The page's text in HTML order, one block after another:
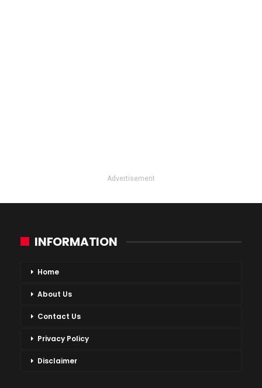
Advertisement
INFORMATION
Home
About Us
Contact Us
Privacy Policy
Disclaimer